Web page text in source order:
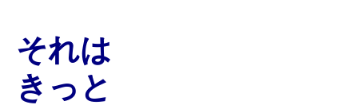
それは
きっと